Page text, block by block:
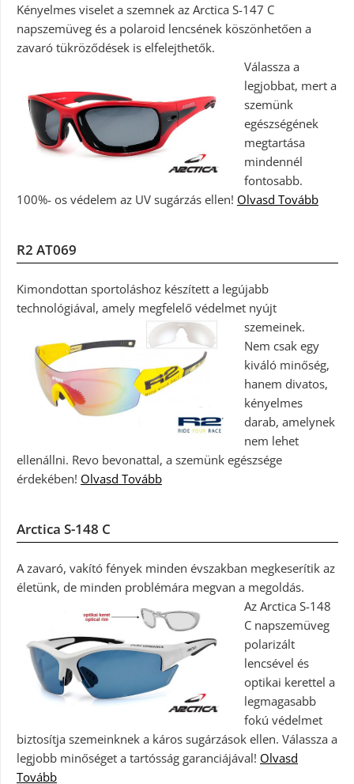
Kényelmes viselet a szemnek az Arctica S-147 C
napszemüveg és a polaroid lencsének köszönhetően a
zavaró tükröződések is elfelejthetők.
Válassza a
legjobbat, mert a
szemünk
egészségének
megtartása
mindennél
fontosabb.
100%- os védelem az UV sugárzás ellen! Olvasd Tovább
R2 AT069
Kimondottan sportoláshoz készített a legújabb
technológiával, amely megfelelő védelmet nyújt
szemeinek.
Nem csak egy
kiváló minőség,
hanem divatos,
kényelmes
darab, amelynek
nem lehet
ellenállni. Revo bevonattal, a szemünk egészsége
érdekében! Olvasd Tovább
Arctica S-148 C
A zavaró, vakító fények minden évszakban megkeserítik az
életünk, de minden problémára megvan a megoldás.
Az Arctica S-148
C napszemüveg
polarizált
lencsével és
optikai kerettel a
legmagasabb
fokú védelmet
biztosítja szemeinknek a káros sugárzások ellen. Válassza a
legjobb minőséget a tartósság garanciájával! Olvasd
Tovább